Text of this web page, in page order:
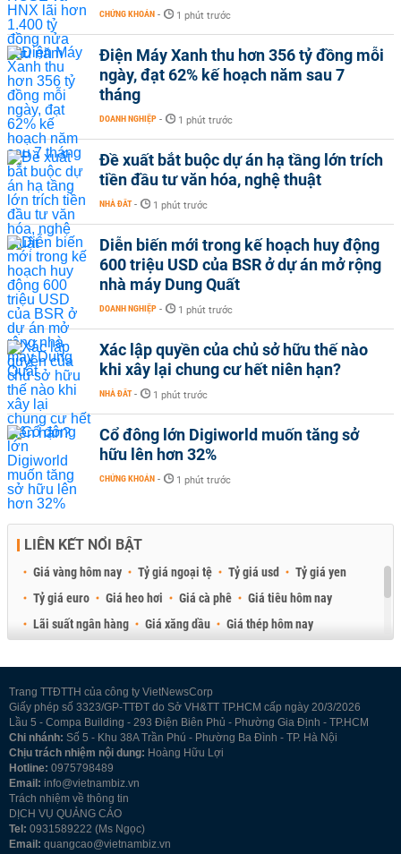
CHỨNG KHOÁN - 1 phút trước
Điện Máy Xanh thu hơn 356 tỷ đồng mỗi
ngày, đạt 62% kế hoạch năm sau 7
tháng
DOANH NGHIỆP - 1 phút trước
Đề xuất bắt buộc dự án hạ tầng lớn trích
tiền đầu tư văn hóa, nghệ thuật
NHÀ ĐẤT - 1 phút trước
Diễn biến mới trong kế hoạch huy động
600 triệu USD của BSR ở dự án mở rộng
nhà máy Dung Quất
DOANH NGHIỆP - 1 phút trước
Xác lập quyền của chủ sở hữu thế nào
khi xây lại chung cư hết niên hạn?
NHÀ ĐẤT - 1 phút trước
Cổ đông lớn Digiworld muốn tăng sở
hữu lên hơn 32%
CHỨNG KHOÁN - 1 phút trước
LIÊN KẾT NỔI BẬT
Giá vàng hôm nay Tỷ giá ngoại tệ Tỷ giá usd
Tỷ giá yen
Tỷ giá euro
Giá heo hơi Giá cà phê
Giá tiêu hôm nay
Lãi suất ngân hàng
Giá xăng dầu
Giá thép hôm nay
Trang TTĐTTH của công ty VietNewsCorp
Giấy phép số 3323/GP-TTĐT do Sở VH&TT TP.HCM cấp ngày 20/3/2026
Lầu 5 - Compa Building - 293 Điện Biên Phủ - Phường Gia Định - TP.HCM
Chi nhánh: Số 5 - Khu 38A Trần Phú - Phường Ba Đình - TP. Hà Nội
Chịu trách nhiệm nội dung: Hoàng Hữu Lợi
Hotline: 0975798489
Email: info@vietnambiz.vn
Trách nhiệm về thông tin
DỊCH VỤ QUẢNG CÁO
Tel: 0931589222 (Ms Ngọc)
Email: quangcao@vietnambiz.vn